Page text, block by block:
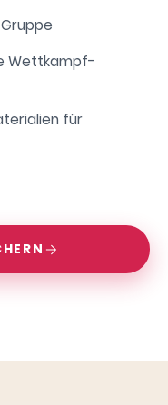
Wettkampf-
für